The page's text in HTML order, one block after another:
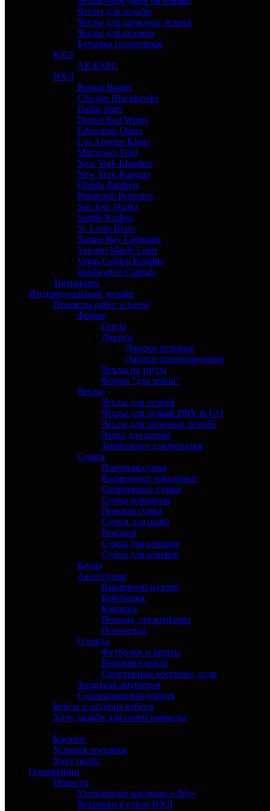
Чехлы для ходьбы
Чехлы для запасных лезвий
Чехлы для шлемов
Бутылка спортивная
КХЛ
АК БАРС
НХЛ
Boston Bruins
Chicago Blackhawks
Dallas Stars
Detroit Red Wings
Edmonton Oilers
Los Angeles Kings
Minnesota Wild
New York Islanders
New York Rangers
Florida Panthers
Pittsburgh Penguins
San Jose Sharks
Seattle Kraken
St. Louis Blues
Tampa Bay Lightning
Toronto Maple Leafs
Vegas Golden Knights
Washington Capitals
Тренажёры
Индивидуальный дизайн
Примеры работ и цены
Форма
Гетры
Джерси
Джерси игровые
Джерси тренировочные
Чехлы на трусы
Форма “для земли”
Чехлы
Чехлы для лезвий
Чехлы для лезвий DRY & GO
Чехлы для запасных лезвий
Чехол для шлема
Термочехол для бутылки
Сумки
Плечевая сумка
Косметички хоккейные
Спортивные сумки
Сумка дорожная
Поясная сумка
Сумки для шайб
Рюкзаки
Сумка для клюшек
Сумка для коньков
Баулы
Аксессуары
Вышивной пуллер
Бейсболки
Коврики
Пеналы, органайзеры
Полотенца
Одежда
Футболки и шорты
Верхняя одежда
Спортивные костюмы, худи
Защитная амуниция
Сувенирная продукция
Кейсы и история кейсов
Хочу дизайн для своей команды
Каталог
Условия поставки
Хочу прайс
О компании
Новости
Утеплённые костюмы «Лёд»
Ветровки в стиле НХЛ